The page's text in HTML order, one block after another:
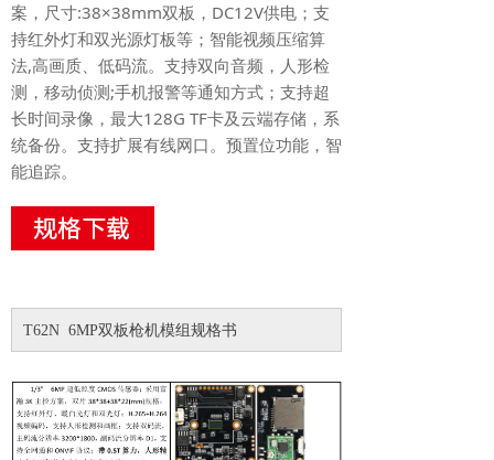
案，尺寸:38×38mm双板，DC12V供电；支
持红外灯和双光源灯板等；智能视频压缩算
法,高画质、低码流。支持双向音频，人形检
测，移动侦测;手机报警等通知方式；支持超
长时间录像，最大128G TF卡及云端存储，系
统备份。支持扩展有线网口。预置位功能，智
能追踪。
T62N 6MP双板枪机模组规格书